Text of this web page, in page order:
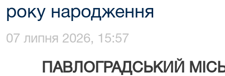
року народження
07 липня 2026, 15:57
ПАВЛОГРАДСЬКИЙ